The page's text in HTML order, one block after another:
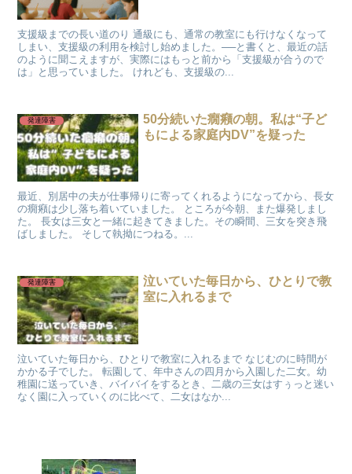
支援級までの長い道のり 通級にも、通常の教室にも行けなくなって
しまい、支援級の利用を検討し始めました。──と書くと、最近の話
のように聞こえますが、実際にはもっと前から「支援級が合うので
は」と思っていました。 けれども、支援級の...
発達障害
50分続いた癇癪の朝。私は“子ど
もによる家庭内DV”を疑った
最近、別居中の夫が仕事帰りに寄ってくれるようになってから、長女
の癇癪は少し落ち着いていました。 ところが今朝、また爆発しまし
た。 長女は三女と一緒に起きてきました。その瞬間、三女を突き飛
ばしました。 そして執拗につねる。...
発達障害
泣いていた毎日から、ひとりで教
室に入れるまで
泣いていた毎日から、ひとりで教室に入れるまで なじむのに時間が
かかる子でした。 転園して、年中さんの四月から入園した二女。幼
稚園に送っていき、バイバイをするとき、二歳の三女はすぅっと迷い
なく園に入っていくのに比べて、二女はなか...